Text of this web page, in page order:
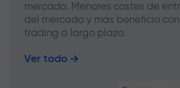
mercado. Menores costes de
del mercado y más beneficio
trading a largo plazo.
Ver todo